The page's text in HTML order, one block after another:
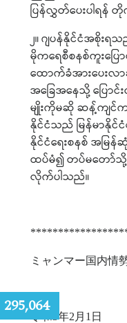
ပြန်လွှတ်ပေးပါရန် တို
၂။ဂျပန်နိုင်ငံအစိုးရ
မိုကရေစီစနစ်ကူးပြော
ထောက်ခံအားပေးလာ
အခြေအနေသို့ပြော
မျိုးကိုမဆို ဆန့်ကျင်
နိုင်ငံသည် မြန်မာနိုင်
နိုင်ငံရေးစနစ် အမြန်
ထပ်မံ၍တပ်မတော်သို့
လိုက်ပါသည်။
ミャンマー国内情
年2 月 1 日
295,064